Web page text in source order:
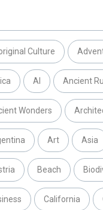
Culture
AI Ancient
Wonders
Art Asia
Beach
California